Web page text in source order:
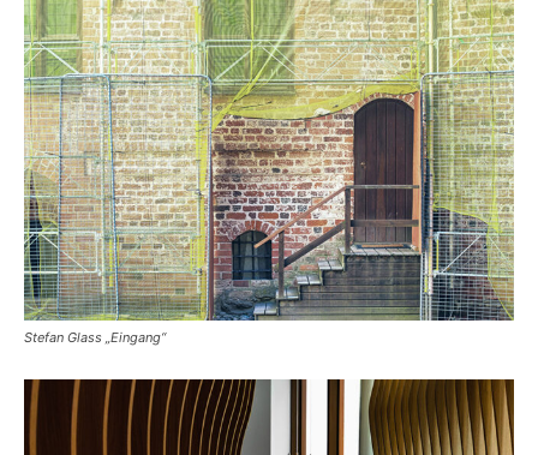
Stefan Glass „Eingang“